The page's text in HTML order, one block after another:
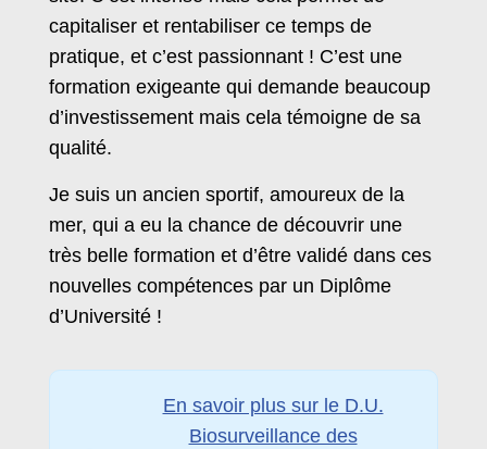
capitaliser et rentabiliser ce temps de
pratique, et c’est passionnant ! C’est une
formation exigeante qui demande beaucoup
d’investissement mais cela témoigne de sa
qualité.
Je suis un ancien sportif, amoureux de la
mer, qui a eu la chance de découvrir une
très belle formation et d’être validé dans ces
nouvelles compétences par un Diplôme
d’Université !
En savoir plus sur le D.U.
Biosurveillance des